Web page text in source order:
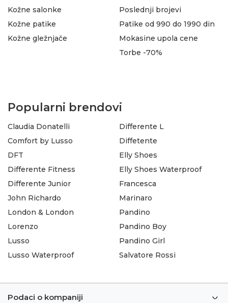
Kožne salonke
Kožne patike
Kožne gležnjače
Poslednji brojevi
Patike od 990 do 1990 din
Mokasine upola cene
Torbe -70%
Popularni brendovi
Claudia Donatelli
Comfort by Lusso
DFT
Differente Fitness
Differente Junior
Differente L
Diffetente
Elly Shoes
Elly Shoes Waterproof
Francesca
John Richardo
London & London
Lorenzo
Lusso
Lusso Waterproof
Marinaro
Pandino
Pandino Boy
Pandino Girl
Salvatore Rossi
Podaci o kompaniji